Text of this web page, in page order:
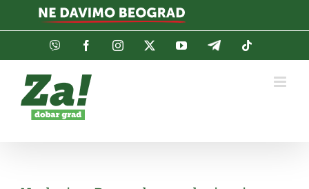
Viber FacebookInstagramTwitterYouTubeTelegram